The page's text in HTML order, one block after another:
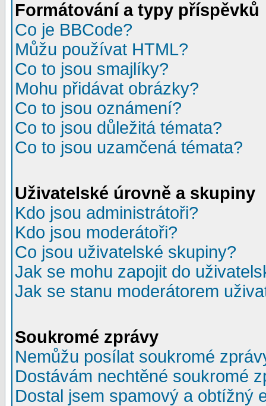
Formátování a typy příspěvků
Co je BBCode?
Můžu používat HTML?
Co to jsou smajlíky?
Mohu přidávat obrázky?
Co to jsou oznámení?
Co to jsou důležitá témata?
Co to jsou uzamčená témata?
Uživatelské úrovně a skupiny
Kdo jsou administrátoři?
Kdo jsou moderátoři?
Co jsou uživatelské skupiny?
Jak se mohu zapojit do
Jak se stanu moderátorem
Soukromé zprávy
Nemůžu posílat soukromé
Dostávám nechtěné soukromé
Dostal jsem spamový a obtížný